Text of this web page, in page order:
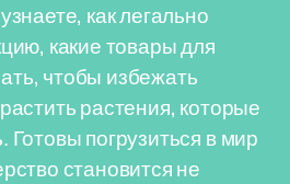
как легально
какие товары для
чтобы избежать
растения, которые
погрузиться в мир
становится не